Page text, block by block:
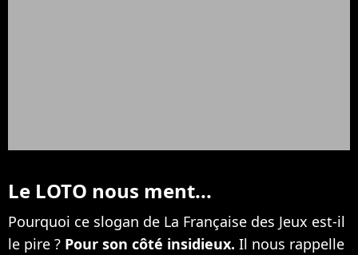
Le LOTO nous ment...
Pourquoi ce slogan de La Française des Jeux est-il
le pire ? Pour son côté insidieux. Il nous rappelle